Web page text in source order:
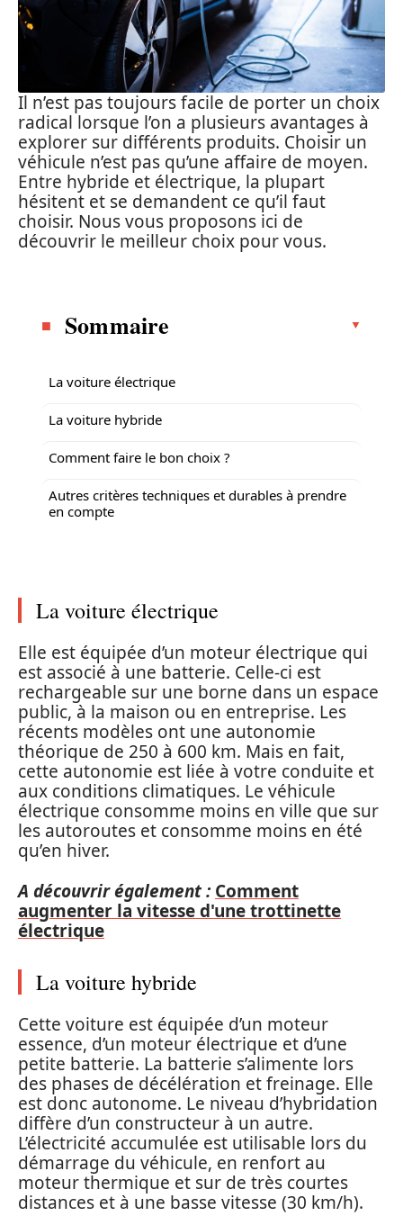
Il n’est pas toujours facile de porter un choix
radical lorsque l’on a plusieurs avantages à
explorer sur différents produits. Choisir un
véhicule n’est pas qu’une affaire de moyen.
Entre hybride et électrique, la plupart
hésitent et se demandent ce qu’il faut
choisir. Nous vous proposons ici de
découvrir le meilleur choix pour vous.
Sommaire
La voiture électrique
La voiture hybride
Comment faire le bon choix ?
Autres critères techniques et durables à prendre
en compte
La voiture électrique
Elle est équipée d’un moteur électrique qui
est associé à une batterie. Celle-ci est
rechargeable sur une borne dans un espace
public, à la maison ou en entreprise. Les
récents modèles ont une autonomie
théorique de 250 à 600 km. Mais en fait,
cette autonomie est liée à votre conduite et
aux conditions climatiques. Le véhicule
électrique consomme moins en ville que sur
les autoroutes et consomme moins en été
qu’en hiver.
A découvrir également : Comment
augmenter la vitesse d'une trottinette
électrique
La voiture hybride
Cette voiture est équipée d’un moteur
essence, d’un moteur électrique et d’une
petite batterie. La batterie s’alimente lors
des phases de décélération et freinage. Elle
est donc autonome. Le niveau d’hybridation
diffère d’un constructeur à un autre.
L’électricité accumulée est utilisable lors du
démarrage du véhicule, en renfort au
moteur thermique et sur de très courtes
distances et à une basse vitesse (30 km/h).